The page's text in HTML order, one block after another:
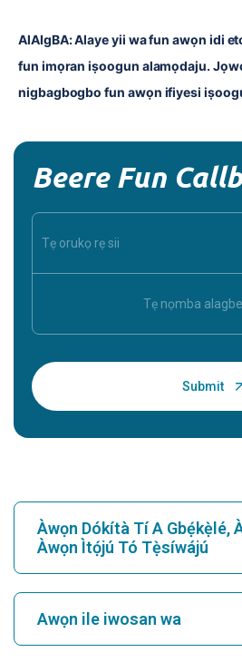
AlAIgBA: Alaye yii wa fun awọn idi
fun imọran iṣoogun alamọdaju.
nigbagbogbo fun awọn ifiyesi
Beere Fun
Àwọn Dókítà Tí A Gbẹ́kẹ̀lé,
Àwọn Ìtọ́jú Tó Tẹ̀síwájú
Wa Iwosan
Awọn ile iwosan wa